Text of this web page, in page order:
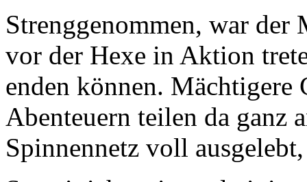
Strenggenommen, war der
vor der Hexe in Aktion
enden können. Mächtigere
Abenteuern teilen da ganz
Spinnennetz voll